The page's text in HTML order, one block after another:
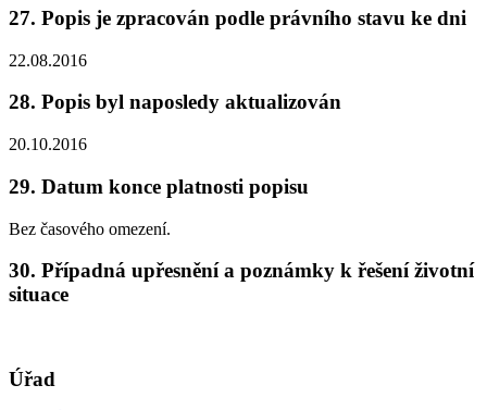
27. Popis je zpracován podle právního stavu ke dni
22.08.2016
28. Popis byl naposledy aktualizován
20.10.2016
29. Datum konce platnosti popisu
Bez časového omezení.
30. Případná upřesnění a poznámky k řešení životní
situace
Úřad